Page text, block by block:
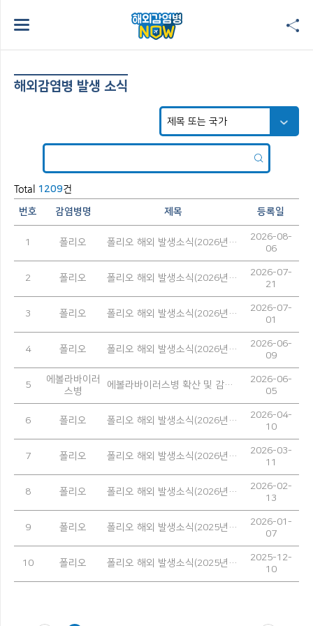
해외감염병 발생 소식
Total 1209건
번호 감염병명 제목 등록일
1 폴리오 폴리오 해외 발생소식(2026년 7월)
2026-08-
06
2 폴리오 폴리오 해외 발생소식(2026년 6월)
2026-07-
21
3 폴리오 폴리오 해외 발생소식(2026년 5월)
2026-07-
01
4 폴리오 폴리오 해외 발생소식(2026년 4월)
2026-06-
09
5
에볼라바이러
스병
에볼라바이러스병 확산 및 감염 예방을 위한 안내
2026-06-
05
6 폴리오 폴리오 해외 발생소식(2026년 3월)
2026-04-
10
7 폴리오 폴리오 해외 발생소식(2026년 2월)
2026-03-
11
8 폴리오 폴리오 해외 발생소식(2026년 1월)
2026-02-
13
9 폴리오 폴리오 해외 발생소식(2025년 12월)
2026-01-
07
10 폴리오 폴리오 해외 발생소식(2025년 11월)
2025-12-
10